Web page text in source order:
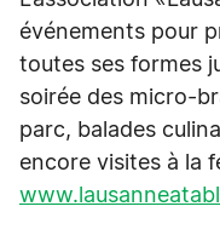
événements pour
toutes ses formes
soirée des micro-
parc, balades
encore visites à la